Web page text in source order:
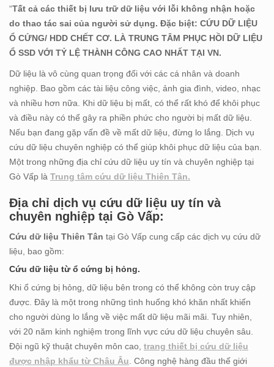
“Tất cả các thiết bị lưu trữ dữ liệu với lỗi không nhận hoặc
do thao tác sai của người sử dụng. Đặc biệt: CỨU DỮ LIỆU
Ổ CỨNG/ HDD CHẾT CƠ. LÀ TRUNG TÂM PHỤC HỒI DỮ LIỆU
Ổ SSD VỚI TỶ LỆ THÀNH CÔNG CAO NHẤT TẠI VN.
Dữ liệu là vô cùng quan trọng đối với các cá nhân và doanh
nghiệp. Bao gồm các tài liệu công việc, ảnh gia đình, video, nhạc
và nhiều hơn nữa. Khi dữ liệu bị mất, có thể rất khó để khôi phục
và điều này có thể gây ra phiền phức cho người bị mất dữ liệu.
Nếu bạn đang gặp vấn đề về mất dữ liệu, đừng lo lắng. Dịch vụ
cứu dữ liệu chuyên nghiệp có thể giúp khôi phục dữ liệu của bạn.
Một trong những địa chỉ cứu dữ liệu uy tín và chuyên nghiệp tại
Gò Vấp là Trung tâm cứu dữ liệu Thiên Tân.
Địa chỉ dịch vụ cứu dữ liệu uy tín và
chuyên nghiệp tại Gò Vấp:
Cứu dữ liệu Thiên Tân tại Gò Vấp cung cấp các dịch vụ cứu dữ
liệu, bao gồm:
Cứu dữ liệu từ ổ cứng bị hỏng.
Khi ổ cứng bị hỏng, dữ liệu bên trong có thể không còn truy cập
được. Đây là một trong những tình huống khó khăn nhất khiến
cho người dùng lo lắng về việc mất dữ liệu mãi mãi. Tuy nhiên,
với 20 năm kinh nghiệm trong lĩnh vực cứu dữ liệu chuyên sâu.
Đội ngũ kỹ thuật chuyên môn cao, trang thiết bị cứu dữ liệu
được nhập khẩu từ Châu Âu. Công nghệ hàng đầu thế giới